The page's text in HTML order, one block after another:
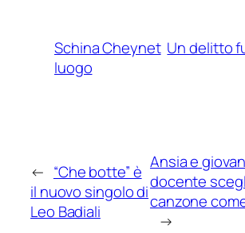
Schina Cheynet Un delitto
luogo
← “Che botte” è
il nuovo singolo di
Leo Badiali
Ansia e
docente
canzone
→